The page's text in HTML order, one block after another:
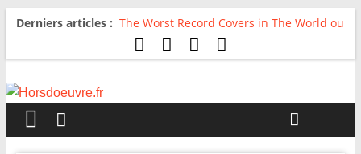
Derniers articles : The Worst Record Covers in The World ou
Comment rire du pire
Avril 2026 : C’est dans les vieux pots
For The First Time, Again : Tyler Ballgame